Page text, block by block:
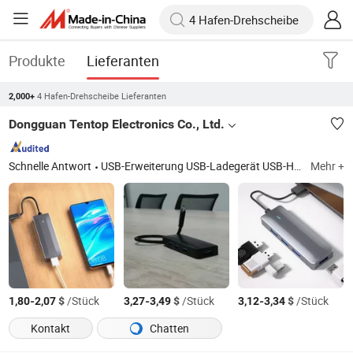
Produkte Lieferanten
2,000+ 4 Hafen-Drehscheibe Lieferanten
Dongguan Tentop Electronics Co., Ltd.
Schnelle Antwort USB-Erweiterung USB-Ladegerät USB-Hub, industrieller USB 3.0 Hub, USB 3.0 Hub mit ESD-Schutz, USB-Hub für Daten und Laden, Anpassung für industriellen USB-Hub, F&E für industriellen USB-Hub, Pd schnelles USB-Ladegerät mit niedriger Temperatur, Hochleistungs-Pd-USB-Ladegerät, Mehrport-Pd-industrielles USB-Ladegerät, Hochleistungs-Pd-USB-Ladegerät mit vollem Schutz Mehr +
1,80-2,07$/Stück 3,27-3,49$/Stück 3,12-3,34$/Stück
Kontakt
Chatten